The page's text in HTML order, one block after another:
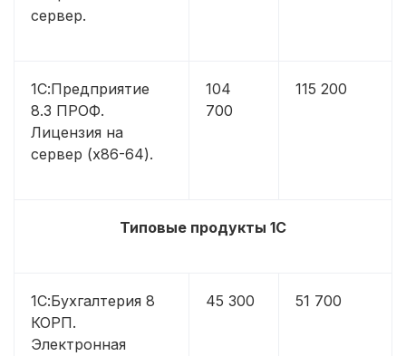
сервер.
1С:Предприятие
8.3 ПРОФ.
Лицензия на
сервер (x86-64).
104
700
115 200
Типовые продукты 1С
1С:Бухгалтерия 8
КОРП.
Электронная
45 300 51 700